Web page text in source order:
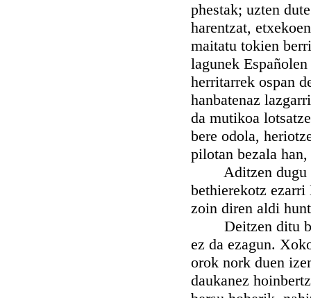
phestak; uzten
harentzat,
maitatu tokien
lagunek
herritarrek ospan
hanbatenaz
da mutikoa
bere odola,
pilotan bezala
Aditzen dugu
bethierekotz ezarri
zoin diren aldi
Deitzen ditu
ez da ezagun.
orok nork duen
daukanez